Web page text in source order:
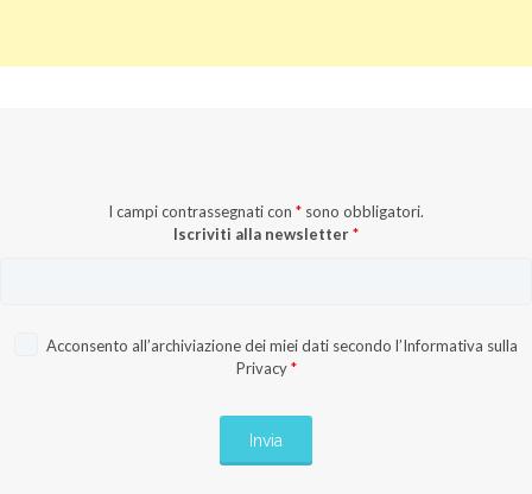
I campi contrassegnati con * sono obbligatori.
Iscriviti alla newsletter*
Acconsento all’archiviazione dei miei dati secondo l’Informativa sulla
Privacy *